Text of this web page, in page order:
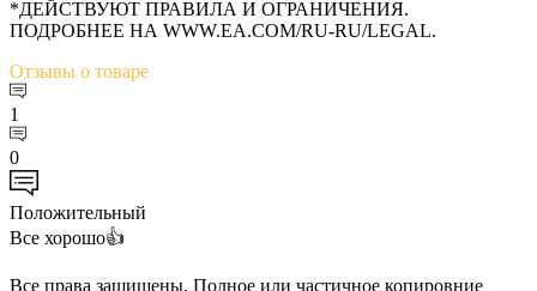
*ДЕЙСТВУЮТ ПРАВИЛА И ОГРАНИЧЕНИЯ.
ПОДРОБНЕЕ НА WWW.EA.COM/RU-RU/LEGAL.
Отзывы о товаре
1
0
Положительный
Все хорошо👍
Все права защищены. Полное или частичное копировние